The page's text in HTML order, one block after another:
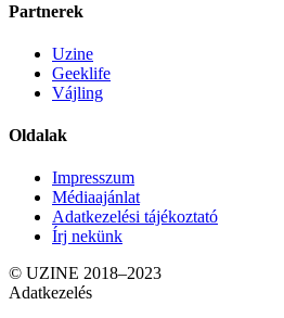
Partnerek
Uzine
Geeklife
Vájling
Oldalak
Impresszum
Médiaajánlat
Adatkezelési tájékoztató
Írj nekünk
© UZINE 2018–2023
Adatkezelés